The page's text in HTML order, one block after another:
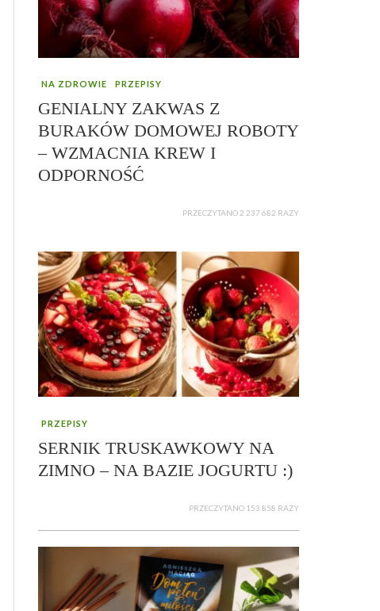
NA ZDROWIE PRZEPISY
GENIALNY ZAKWAS Z
BURAKÓW DOMOWEJ ROBOTY
– WZMACNIA KREW I
ODPORNOŚĆ
PRZECZYTANO 2 237 682 RAZY
PRZEPISY
SERNIK TRUSKAWKOWY NA
ZIMNO – NA BAZIE JOGURTU :)
PRZECZYTANO 153 858 RAZY